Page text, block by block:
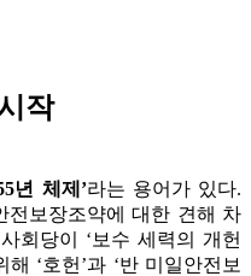
작
년 체제’라는 용어가 있다.
전보장조약에 대한 견해 차
회당이 ‘보수 세력의 개헌
‘호헌’과 ‘반 미일안전보